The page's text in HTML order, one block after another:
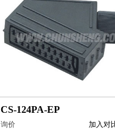
CS-124PA-EP
询价 加入对